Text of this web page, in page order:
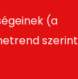
(a
szerint